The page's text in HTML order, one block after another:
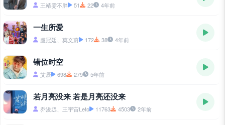
王靖雯不胖 51 22 4年前
一生所爱
盧冠廷、莫文蔚 172 38 4年前
错位时空
艾辰 698 279 5年前
若月亮没来 若是月亮还没来
乔浚丞、王宇宙Leto 11763 4503 2年前